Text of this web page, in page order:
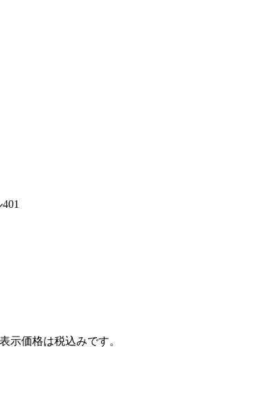
示価格は税込みです。